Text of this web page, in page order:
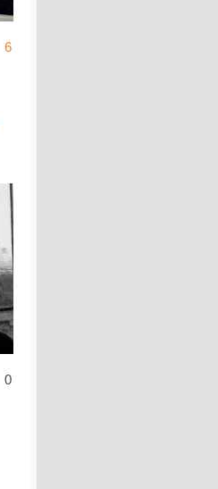
6
0